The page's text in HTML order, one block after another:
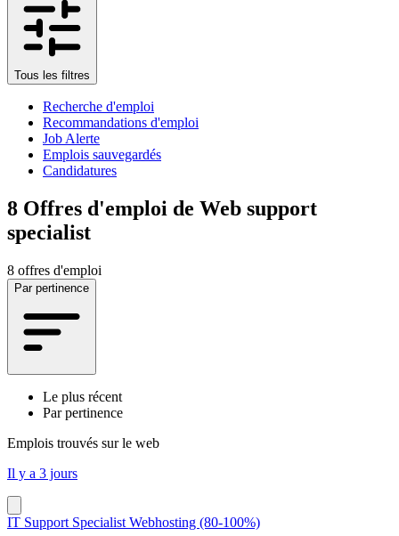
Tous les filtres
Recherche d'emploi
Recommandations d'emploi
Job Alerte
Emplois sauvegardés
Candidatures
8 Offres d'emploi de Web support
specialist
8 offres d'emploi
Par pertinence
Le plus récent
Par pertinence
Emplois trouvés sur le web
Il y a 3 jours
IT Support Specialist Webhosting (80-100%)